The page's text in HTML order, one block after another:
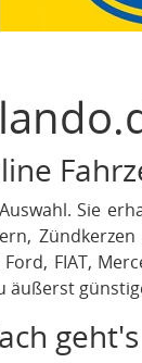
Sie
FIAT,
äußerst
geht's